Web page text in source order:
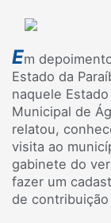
Em
Estado da
naquele
Municipal de
relatou,
visita ao
gabinete do
fazer um
de